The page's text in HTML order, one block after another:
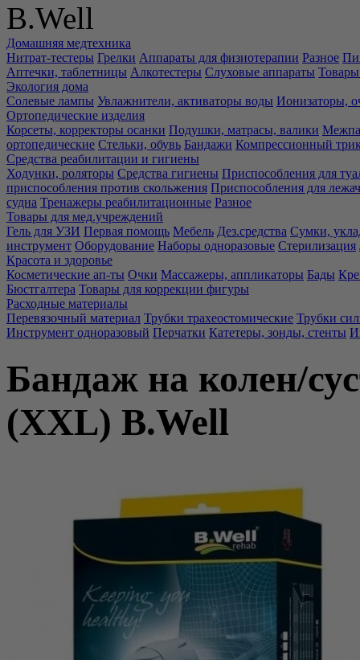
B.Well
Домашняя медтехника
Нитрат-тестеры Грелки Аппараты для физиотерапии Разное
Аптечки, таблетницы Алкотестеры Слуховые аппараты Товары
Экология дома
Солевые лампы Увлажнители, активаторы воды Ионизаторы,
Ортопедические изделия
Корсеты, корректоры осанки Подушки, матрасы, валики
ортопедические Стельки, обувь Бандажи Компрессионный
Средства реабилитации и гигиены
Ходунки, роляторы Средства гигиены Приспособления для
приспособления против скольжения Приспособления для
судна Тренажеры реабилитационные Разное
Товары для мед.учреждений
Гель для УЗИ Первая помощь Мебель Дез.средства Сумки,
инструмент Оборудование Наборы одноразовые Стерилизация
Красота и здоровье
Косметические ап-ты Очки Массажеры, аппликаторы Бады
Бюстгалтера Товары для коррекции фигуры
Расходные материалы
Перевязочный материал Трубки трахеостомические Трубки
Инструмент одноразовый Перчатки Катетеры, зонды, стенты
Бандаж на колен/
(XXL) B.Well